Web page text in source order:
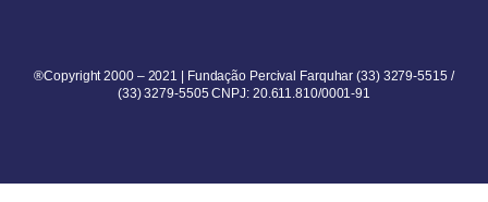
®Copyright 2000 – 2021 | Fundação Percival Farquhar (33) 3279-5515 /
(33) 3279-5505 CNPJ: 20.611.810/0001-91